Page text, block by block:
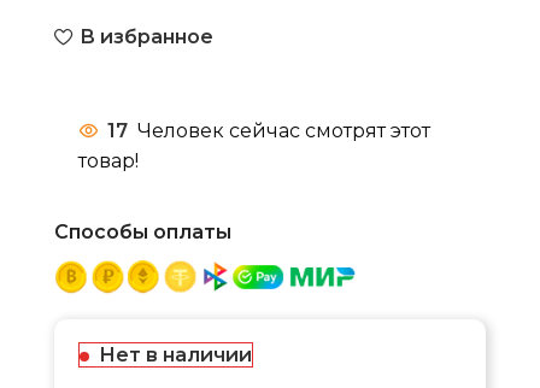
В избранное
17 Человек сейчас смотрят этот
товар!
Способы оплаты
Нет в наличии